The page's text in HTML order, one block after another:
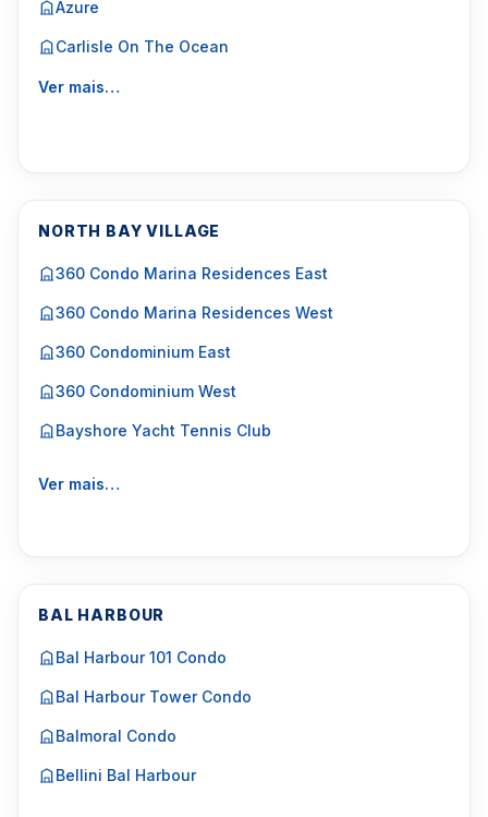
Azure
Carlisle On The Ocean
Ver mais…
NORTH BAY VILLAGE
360 Condo Marina Residences East
360 Condo Marina Residences West
360 Condominium East
360 Condominium West
Bayshore Yacht Tennis Club
Ver mais…
BAL HARBOUR
Bal Harbour 101 Condo
Bal Harbour Tower Condo
Balmoral Condo
Bellini Bal Harbour